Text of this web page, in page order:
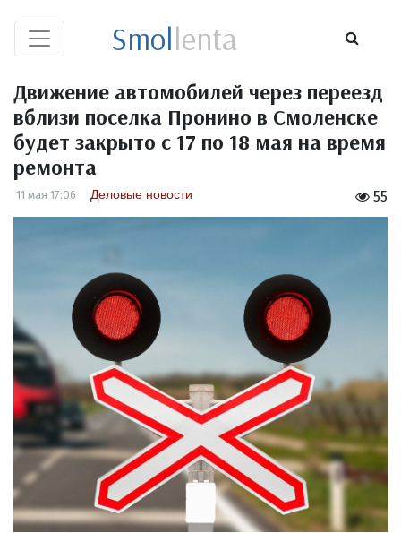
Smollenta
Движение автомобилей через переезд
вблизи поселка Пронино в Смоленске
будет закрыто с 17 по 18 мая на время
ремонта
55
11 мая 17:06 Деловые новости